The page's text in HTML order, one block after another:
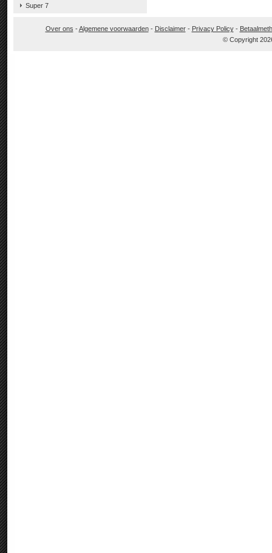
Super 7
Over ons -Algemene voorwaarden- Disclaimer- Privacy Policy-
© Copyright